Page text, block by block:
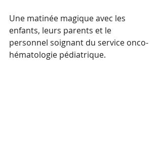
Une matinée magique avec les
enfants, leurs parents et le
personnel soignant du service onco-
hématologie pédiatrique.